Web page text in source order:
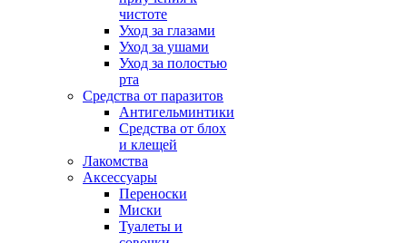
чистоте
Уход за глазами
Уход за ушами
Уход за полостью
рта
Средства от паразитов
Антигельминтики
Средства от блох
и клещей
Лакомства
Аксессуары
Переноски
Миски
Туалеты и